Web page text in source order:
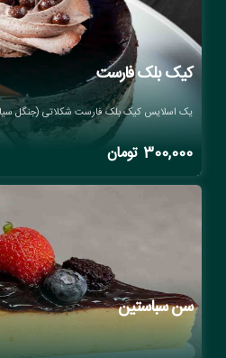
کیک بلک فارست
یک اسلایس کیک بلک فارست شکلاتی (جنگل
300,000 تومان
سن سباستین